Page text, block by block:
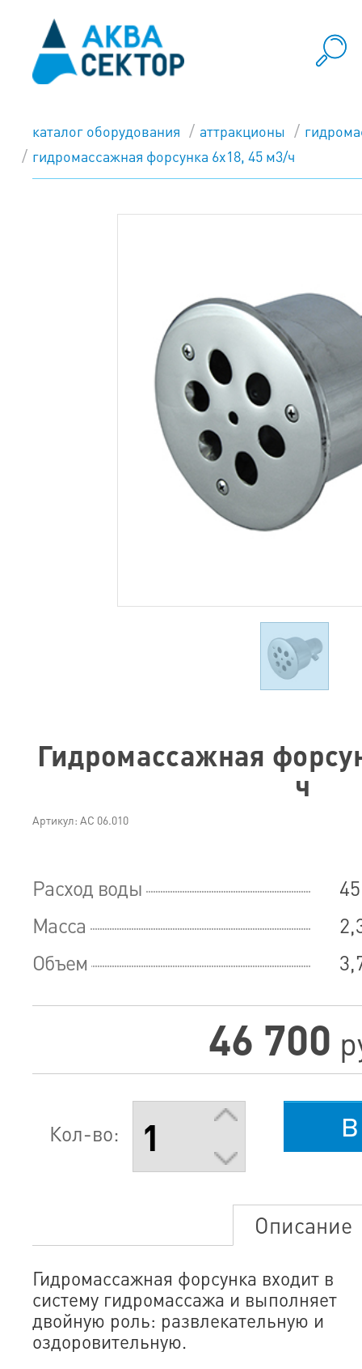
каталог оборудования аттракционы
гидромассажная форсунка 6х18, 45 м3/ч
Гидромассажная
ч
Артикул: АС 06.010
Расход воды
Масса
Объем
46 700
Кол-во:
Описание
Гидромассажная форсунка входит в
систему гидромассажа и выполняет
двойную роль: развлекательную и
оздоровительную.